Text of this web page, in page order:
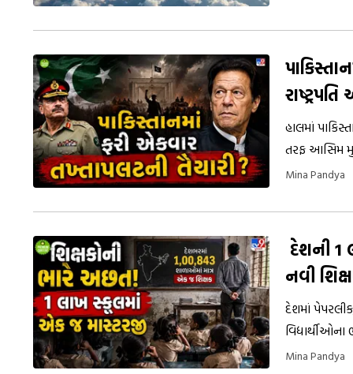
હાલમાં
તરફ આસિમ
દેવામાં આવી
Mina Pandya
દેશની 1
નવી
દેશમાં
1,00,843
Mina Pandya